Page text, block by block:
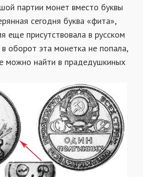
партии монет вместо буквы
сегодня буква «фита»,
еще присутствовала в русском
оборот эта монетка не попала,
можно найти в прадедушкиных